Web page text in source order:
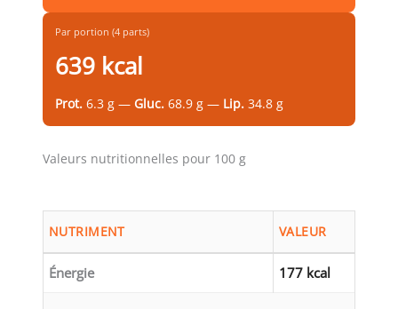
Par portion (4 parts)
639 kcal
Prot. 6.3 g — Gluc. 68.9 g — Lip. 34.8 g
Valeurs nutritionnelles pour 100 g
NUTRIMENT VALEUR
Énergie 177 kcal